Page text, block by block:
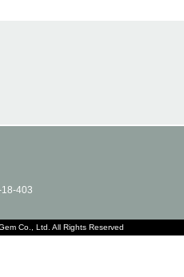
403
Co., Ltd. All Rights Reserved